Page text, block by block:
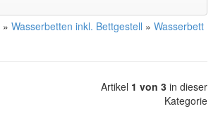
» Wasserbetten inkl. Bettgestell » Wasserbett
Artikel 1 von 3 in dieser
Kategorie